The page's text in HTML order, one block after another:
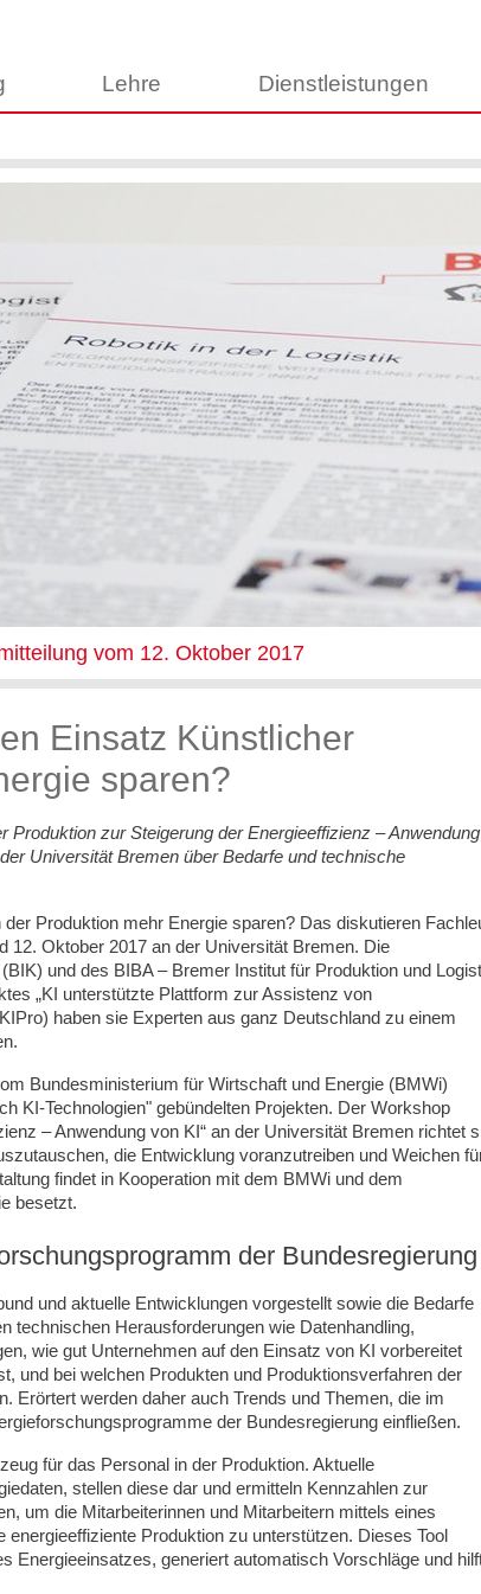
Lehre Dienstleistungen
vom 12. Oktober 2017
Einsatz Künstlicher
sparen?
zur Steigerung der Energieeffizienz – Anwendung
Universität Bremen über Bedarfe und technische
Produktion mehr Energie sparen? Das diskutieren
12. Oktober 2017 an der Universität Bremen. Die
und des BIBA – Bremer Institut für Produktion und
„KI unterstützte Plattform zur Assistenz von
haben sie Experten aus ganz Deutschland zu einem
Bundesministerium für Wirtschaft und Energie (BMWi)
KI-Technologien" gebündelten Projekten. Der Workshop
– Anwendung von KI“ an der Universität Bremen richtet
die Entwicklung voranzutreiben und Weichen
findet in Kooperation mit dem BMWi und dem
besetzt.
der Bundesregierung
und aktuelle Entwicklungen vorgestellt sowie die Bedarfe
technischen Herausforderungen wie Datenhandling,
wie gut Unternehmen auf den Einsatz von KI vorbereitet
und bei welchen Produkten und Produktionsverfahren der
Erörtert werden daher auch Trends und Themen, die im
der Bundesregierung einfließen.
für das Personal in der Produktion. Aktuelle
stellen diese dar und ermitteln Kennzahlen zur
um die Mitarbeiterinnen und Mitarbeitern mittels eines
Produktion zu unterstützen. Dieses Tool
Energieeinsatzes, generiert automatisch Vorschläge und